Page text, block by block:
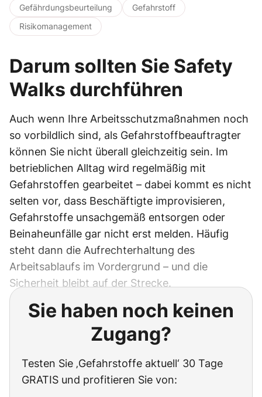
Gefährdungsbeurteilung
Gefahrstoff
Risikomanagement
Darum sollten Sie Safety
Walks durchführen
Auch wenn Ihre Arbeitsschutzmaßnahmen noch
so vorbildlich sind, als Gefahrstoffbeauftragter
können Sie nicht überall gleichzeitig sein. Im
betrieblichen Alltag wird regelmäßig mit
Gefahrstoffen gearbeitet – dabei kommt es nicht
selten vor, dass Beschäftigte improvisieren,
Gefahrstoffe unsachgemäß entsorgen oder
Beinaheunfälle gar nicht erst melden. Häufig
steht dann die Aufrechterhaltung des
Arbeitsablaufs im Vordergrund – und die
Sicherheit bleibt auf der Strecke.
Sie haben noch keinen
Zugang?
Testen Sie ‚Gefahrstoffe aktuell‘ 30 Tage
GRATIS und profitieren Sie von: